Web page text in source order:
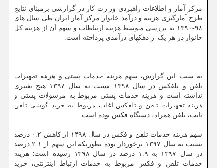
مرکز آمار و اطلاعات راهبردی وزارت کار در گزارشی برمبنای نتایج
طرح آمارگیری هزینه و درآمد خانوار مرکز آمار ایران طی سال های
۹۸-۱۳۹۰ به بررسی متوسط هزینه ارتباطات و سهم آن از هزینه کل
خانوار در هر یک از دهکهای درآمدی پرداخته است.
به سبب این گزارش، سهم هزینه خدمات پستی و هزینه تجهیزات
تلفن و تلفکس در سال ۱۳۹۸ نسبت به سال ۱۳۹۷ هیچ تغییری
نداشته است و هزینه خدمات پستی مربوط به مرسولات پستی و
هزینه تجهیزات تلفن و تلفکس اغلب مربوط به خرید گوشی تلفن
ثابت، تلفن همراه، دستگاه فکس بوده است.
سهم هزینه خدمات تلفن و فکس در سال ۱۳۹۸ از کاهش ۰.۲ درصد
نسبت به سال ۱۳۹۷ برخوردار بوده بطوریکه این سهم از ۲.۱ درصد
در سال ۱۳۹۷ به ۱.۹ درصد در سال ۱۳۹۸ رسیده است؛ هزینه
خدمات تلفن و فکس مربوط به خدمات ارتباط اینترنتی، خرید